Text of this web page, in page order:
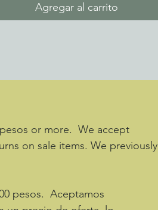
Agregar al carrito
or more. We accept
on sale items. We previously
pesos. Aceptamos